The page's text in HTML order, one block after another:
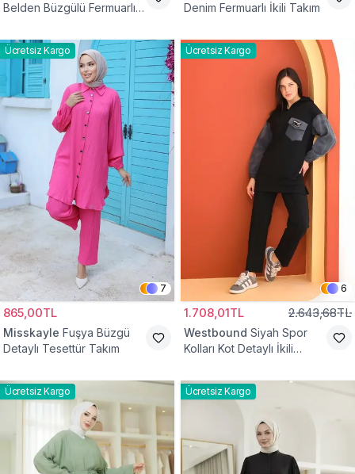
Belden Büzgülü Fermuarlı
Denim Fermuarlı İkili Takım
Ücretsiz Kargo
7
865,00TL
Misskayle Fuşya Büzgü
Detaylı Tesettür Takım
Ücretsiz Kargo
6
1.708,01TL 2.643,68TL
Westbound Siyah Spor
Kolları Kot Detaylı İkili
Ücretsiz Kargo Ücretsiz Kargo